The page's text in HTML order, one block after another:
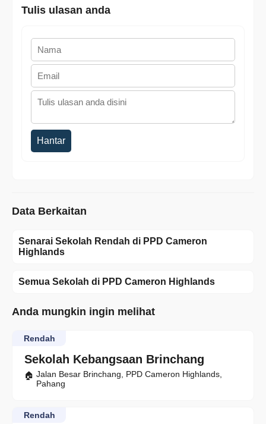
Tulis ulasan anda
Hantar
Data Berkaitan
Senarai Sekolah Rendah di PPD Cameron
Highlands
Semua Sekolah di PPD Cameron Highlands
Anda mungkin ingin melihat
Sekolah Kebangsaan Brinchang
Rendah
Jalan Besar Brinchang, PPD Cameron Highlands,
Pahang
Rendah